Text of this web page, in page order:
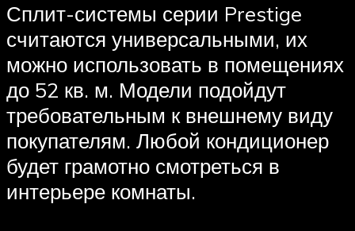
Сплит-системы серии Prestige
считаются универсальными, их
можно использовать в помещениях
до 52 кв. м. Модели подойдут
требовательным к внешнему виду
покупателям. Любой кондиционер
будет грамотно смотреться в
интерьере комнаты.